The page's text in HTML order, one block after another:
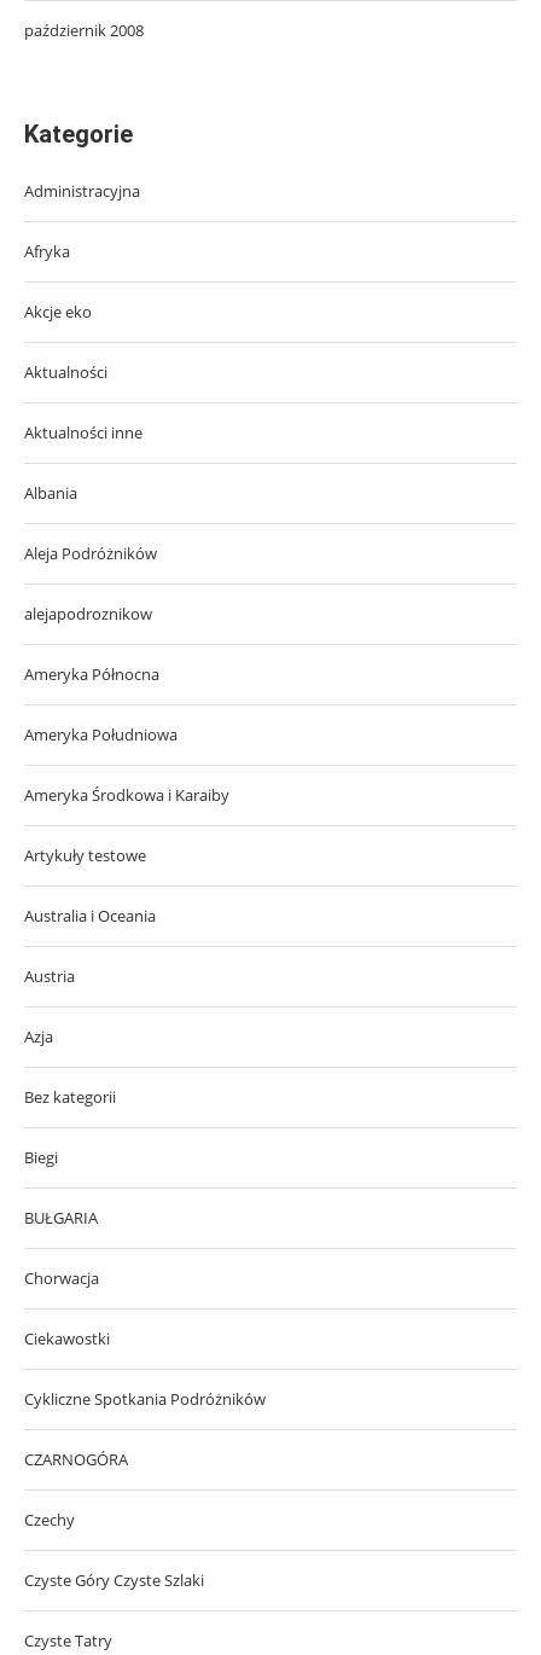
październik 2008
Kategorie
Administracyjna
Afryka
Akcje eko
Aktualności
Aktualności inne
Albania
Aleja Podróżników
alejapodroznikow
Ameryka Północna
Ameryka Południowa
Ameryka Środkowa i Karaiby
Artykuły testowe
Australia i Oceania
Austria
Azja
Bez kategorii
Biegi
BUŁGARIA
Chorwacja
Ciekawostki
Cykliczne Spotkania Podróżników
CZARNOGÓRA
Czechy
Czyste Góry Czyste Szlaki
Czyste Tatry